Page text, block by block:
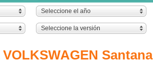
Seleccione el año
Seleccione la versión
Santana